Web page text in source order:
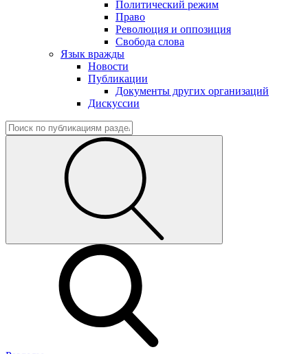
Политический режим
Право
Революция и оппозиция
Свобода слова
Язык вражды
Новости
Публикации
Документы других организаций
Дискуссии